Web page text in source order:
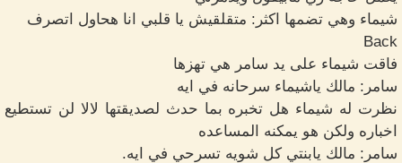
شيماء وهي تضمها اكثر: متقلقيش يا قلبي انا هحاول اتصرف
Back
فاقت شيماء على يد سامر هي تهزها
سامر: مالك ياشيماء سرحانه في ايه
نظرت له شيماء هل تخبره بما حدث لصديقتها لالا لن تستطيع
اخباره ولكن هو يمكنه المساعده
سامر: مالك يابنتي كل شويه تسرحي في ايه.